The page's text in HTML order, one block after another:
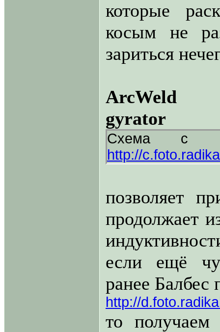
которые
косым не
зариться
ArcWeld
gyrator
Схема с
http://
позволяет
продолжает
если ещё
ранее Балбес
http://
то